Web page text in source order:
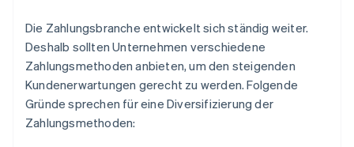
Die Zahlungsbranche entwickelt sich ständig weiter.
Deshalb sollten Unternehmen verschiedene
Zahlungsmethoden anbieten, um den steigenden
Kundenerwartungen gerecht zu werden. Folgende
Gründe sprechen für eine Diversifizierung der
Zahlungsmethoden: